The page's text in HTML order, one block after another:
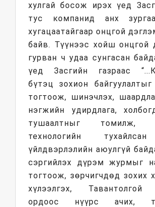
хулгай босож ирэх үед
тус компанид анх
хугацаатайгаар онцгой
байв. Түүнээс хойш онцгой
гурван ч удаа сунгасан
үед Засгийн газраас
бүтэц зохион
тогтоож, шинэчлэх,
нэгжийн удирдлага,
тушаалтныг томилж,
технологийн
үйлдвэрлэлийн аюулгүй
сэргийлэх дүрэм журмыг
тогтоож, зөрчигчдөд зохих
хүлээлгэх, Тавантолгой
ордоос нүүрс ачих,